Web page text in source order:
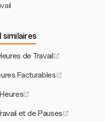
similaires
de Travail
Facturables
et de Pauses